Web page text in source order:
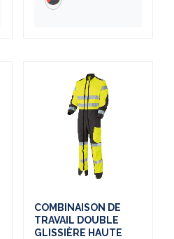
COMBINAISON DE
TRAVAIL DOUBLE
GLISSIÈRE HAUTE